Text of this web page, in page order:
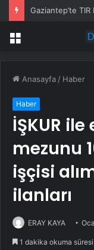
Gaziantep’te TIR
Menü
Anasayfa / Haber
Haber
İŞKUR
mezunu
işçisi
ilanları
ERAY KAYA
1 dakika okuma süresi